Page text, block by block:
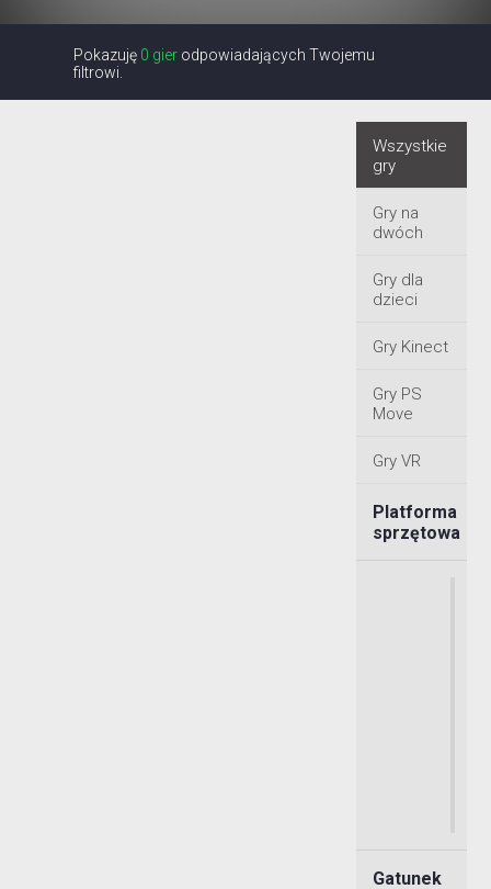
Pokazuję 0 gier odpowiadających Twojemu
filtrowi.
Wszystkie
gry
Gry na
dwóch
Gry dla
dzieci
Gry Kinect
Gry PS
Move
Gry VR
Platforma
sprzętowa
Gatunek